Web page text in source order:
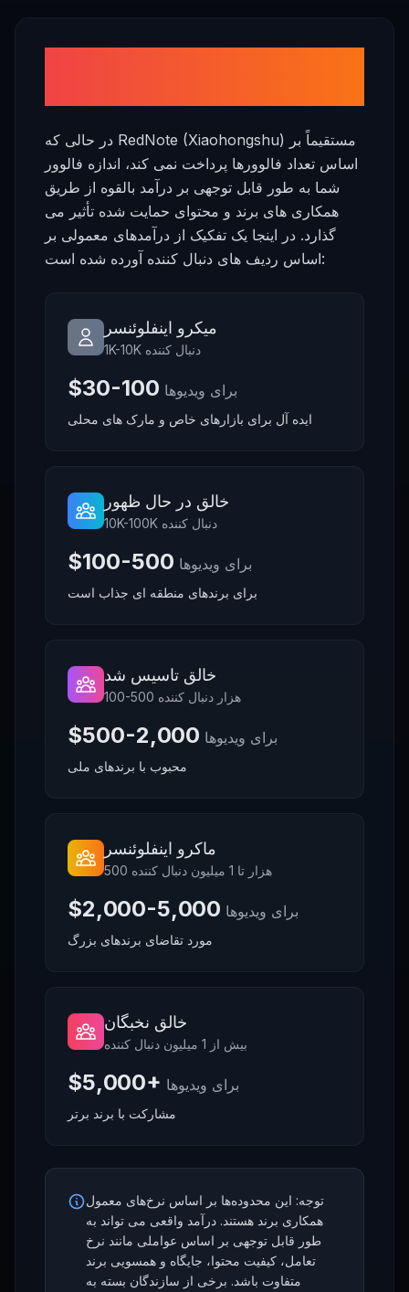
در حالی که RedNote (Xiaohongshu) مستقیماً بر
اساس تعداد فالوورها پرداخت نمی کند، اندازه فالوور
شما به طور قابل توجهی بر درآمد بالقوه از طریق
همکاری های برند و محتوای حمایت شده تأثیر می
گذارد. در اینجا یک تفکیک از درآمدهای معمولی بر
اساس ردیف های دنبال کننده آورده شده است:
میکرو اینفلوئنسر
1K-10K دنبال کننده
$30-100 برای ویدیوها
ایده آل برای بازارهای خاص و مارک های محلی
خالق در حال ظهور
10K-100K دنبال کننده
$100-500 برای ویدیوها
برای برندهای منطقه ای جذاب است
خالق تاسیس شد
100-500 هزار دنبال کننده
$500-2,000 برای ویدیوها
محبوب با برندهای ملی
ماکرو اینفلوئنسر
500 هزار تا 1 میلیون دنبال کننده
$2,000-5,000 برای ویدیوها
مورد تقاضای برندهای بزرگ
خالق نخبگان
بیش از 1 میلیون دنبال کننده
$5,000+ برای ویدیوها
مشارکت با برند برتر
توجه: این محدوده‌ها بر اساس نرخ‌های معمول
همکاری برند هستند. درآمد واقعی می تواند به
طور قابل توجهی بر اساس عواملی مانند نرخ
تعامل، کیفیت محتوا، جایگاه و همسویی برند
متفاوت باشد. برخی از سازندگان بسته به